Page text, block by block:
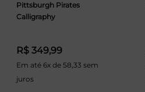
Pittsburgh Pirates
Calligraphy
R$ 349,99
Em até 6x de 58,33 sem
juros